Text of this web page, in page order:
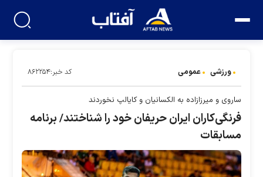
ورزشی عمومی کد خبر:۸۶۲۲۵۴
ساروی و میرزازاده به الکسانیان و کایالپ نخوردند
فرنگی‌کاران ایران حریفان خود را شناختند/ برنامه
مسابقات